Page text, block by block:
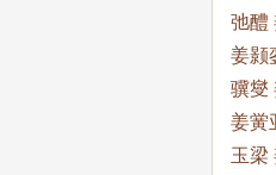
弛醴
姜颢
骥燮
姜黉
玉梁